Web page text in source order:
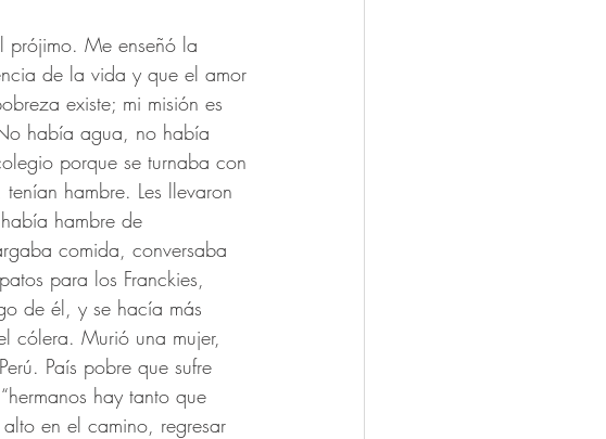
prójimo. Me enseñó la
de la vida y que el amor
existe; mi misión es
había agua, no había
porque se turnaba con
hambre. Les llevaron
hambre de
comida, conversaba
para los Franckies,
de él, y se hacía más
cólera. Murió una mujer,
País pobre que sufre
hay tanto que
en el camino, regresar